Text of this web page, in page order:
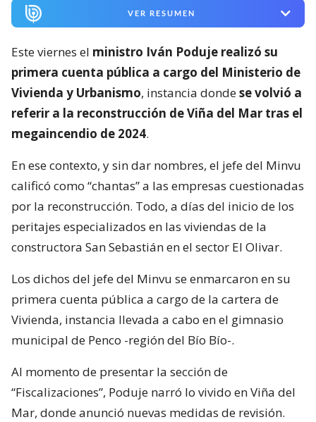
VER RESUMEN
Este viernes el ministro Iván Poduje realizó su
primera cuenta pública a cargo del Ministerio de
Vivienda y Urbanismo, instancia dondese volvió a
referir a la reconstrucción de Viña del Mar tras el
megaincendio de 2024.
En ese contexto, y sin dar nombres, el jefe del Minvu
calificó como “chantas” a las empresas cuestionadas
por la reconstrucción. Todo, a días del inicio de los
peritajes especializados en las viviendas de la
constructora San Sebastián en el sector El Olivar.
Los dichos del jefe del Minvu se enmarcaron en su
primera cuenta pública a cargo de la cartera de
Vivienda, instancia llevada a cabo en el gimnasio
municipal de Penco -región del Bío Bío-.
Al momento de presentar la sección de
“Fiscalizaciones”, Poduje narró lo vivido en Viña del
Mar, donde anunció nuevas medidas de revisión.